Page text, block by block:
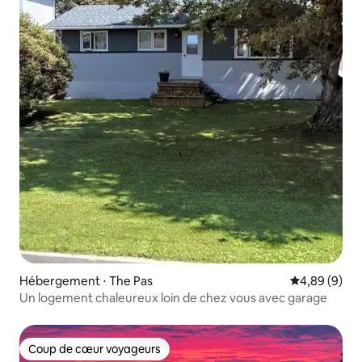
Hébergement ⋅ The Pas Évaluation
4,89 (9)
Un logement chaleureux loin de chez vous avec garage
Coup de cœur voyageurs
Coup de cœur voyageurs